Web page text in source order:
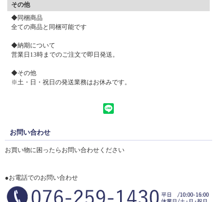
その他
◆同梱商品
全ての商品と同梱可能です
◆納期について
営業日13時までのご注文で即日発送。
◆その他
※土・日・祝日の発送業務はお休みです。
お問い合わせ
お買い物に困ったらお問い合わせください
●お電話でのお問い合わせ